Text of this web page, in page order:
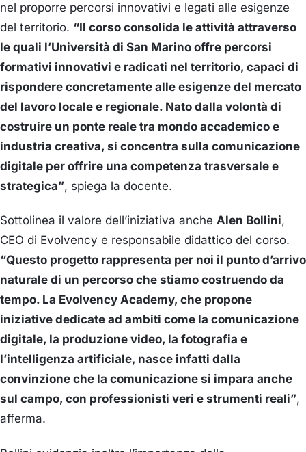
nel proporre percorsi innovativi e legati alle esigenze
del territorio. “Il corso consolida le attività attraverso
le quali l’Università di San Marino offre percorsi
formativi innovativi e radicati nel territorio, capaci di
rispondere concretamente alle esigenze del mercato
del lavoro locale e regionale. Nato dalla volontà di
costruire un ponte reale tra mondo accademico e
industria creativa, si concentra sulla comunicazione
digitale per offrire una competenza trasversale e
strategica”, spiega la docente.
Sottolinea il valore dell’iniziativa anche Alen Bollini,
CEO di Evolvency e responsabile didattico del corso.
“Questo progetto rappresenta per noi il punto d’arrivo
naturale di un percorso che stiamo costruendo da
tempo. La Evolvency Academy, che propone
iniziative dedicate ad ambiti come la comunicazione
digitale, la produzione video, la fotografia e
l’intelligenza artificiale, nasce infatti dalla
convinzione che la comunicazione si impara anche
sul campo, con professionisti veri e strumenti reali”,
afferma.